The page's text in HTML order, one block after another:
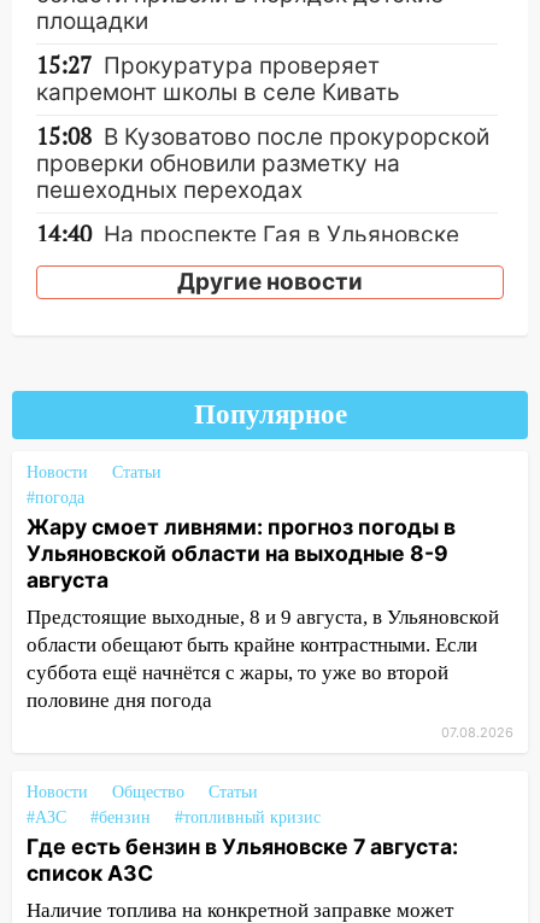
площадки
15:27 Прокуратура проверяет
капремонт школы в селе Кивать
15:08 В Кузоватово после прокурорской
проверки обновили разметку на
пешеходных переходах
14:40 На проспекте Гая в Ульяновске
запретили остановку автомобилей на
50-метровом участке
мотофристайлом и концертом
погоды в Ульяновской области на
выходные 8-9 августа
13:30 В Ульяновске транспортные
полицейские проведут акцию «Час
пассажира»
13:20 В Ульяновске за один день
обокрали женщину на пляже и
подростка в сквере
гранату: его задержали
12:34 На Ульяновскую область
надвигается сильнейшая непогода: град
и шквал до 27 м/с
Другие новости
Популярное
Новости
Статьи
#погода
Жару смоет ливнями: прогноз погоды в
Ульяновской области на выходные 8-9
августа
Предстоящие выходные, 8 и 9 августа, в Ульяновской
области обещают быть крайне контрастными. Если
суббота ещё начнётся с жары, то уже во второй
половине дня погода
07.08.2026
Новости Общество
Статьи
#АЗС
#бензин #топливный кризис
Где есть бензин в Ульяновске 7 августа:
список АЗС
Наличие топлива на конкретной заправке может